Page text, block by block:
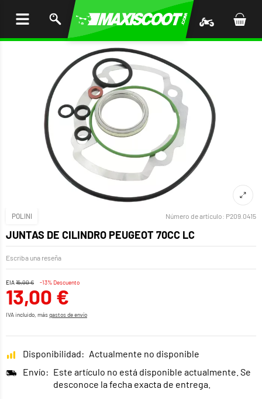
POLINI Número de artículo: P209.0415
JUNTAS DE CILINDRO PEUGEOT 70CC LC
Escriba una reseña
EIA15,00 € -13% Descuento
13,00 €
IVA incluido, másgastos de envío
Disponibilidad: Actualmente no disponible
Envío: Este artículo no está disponible actualmente. Se
desconoce la fecha exacta de entrega.